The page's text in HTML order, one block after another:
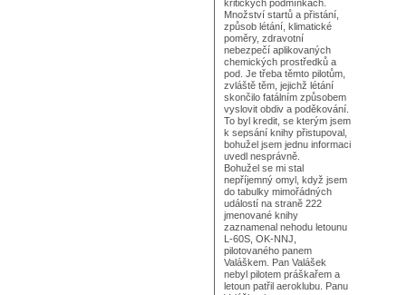
kritických podmínkách.
Množství startů a přistání,
způsob létání, klimatické
poměry, zdravotní
nebezpečí aplikovaných
chemických prostředků a
pod. Je třeba těmto pilotům,
zvláště těm, jejichž létání
skončilo fatálním způsobem
vyslovit obdiv a poděkování.
To byl kredit, se kterým jsem
k sepsání knihy přistupoval,
bohužel jsem jednu informaci
uvedl nesprávně.
Bohužel se mi stal
nepříjemný omyl, když jsem
do tabulky mimořádných
událostí na straně 222
jmenované knihy
zaznamenal nehodu letounu
L-60S, OK-NNJ,
pilotovaného panem
Valáškem. Pan Valášek
nebyl pilotem práškařem a
letoun patřil aeroklubu. Panu